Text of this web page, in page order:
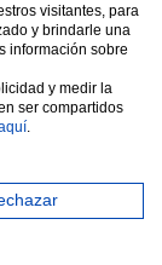
reservados.
visitantes, para
y brindarle una
información sobre
y medir la
ser compartidos
.